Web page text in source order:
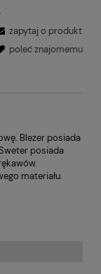
zapytaj o produkt
poleć znajomemu
Blezer posiada
posiada
materiału.